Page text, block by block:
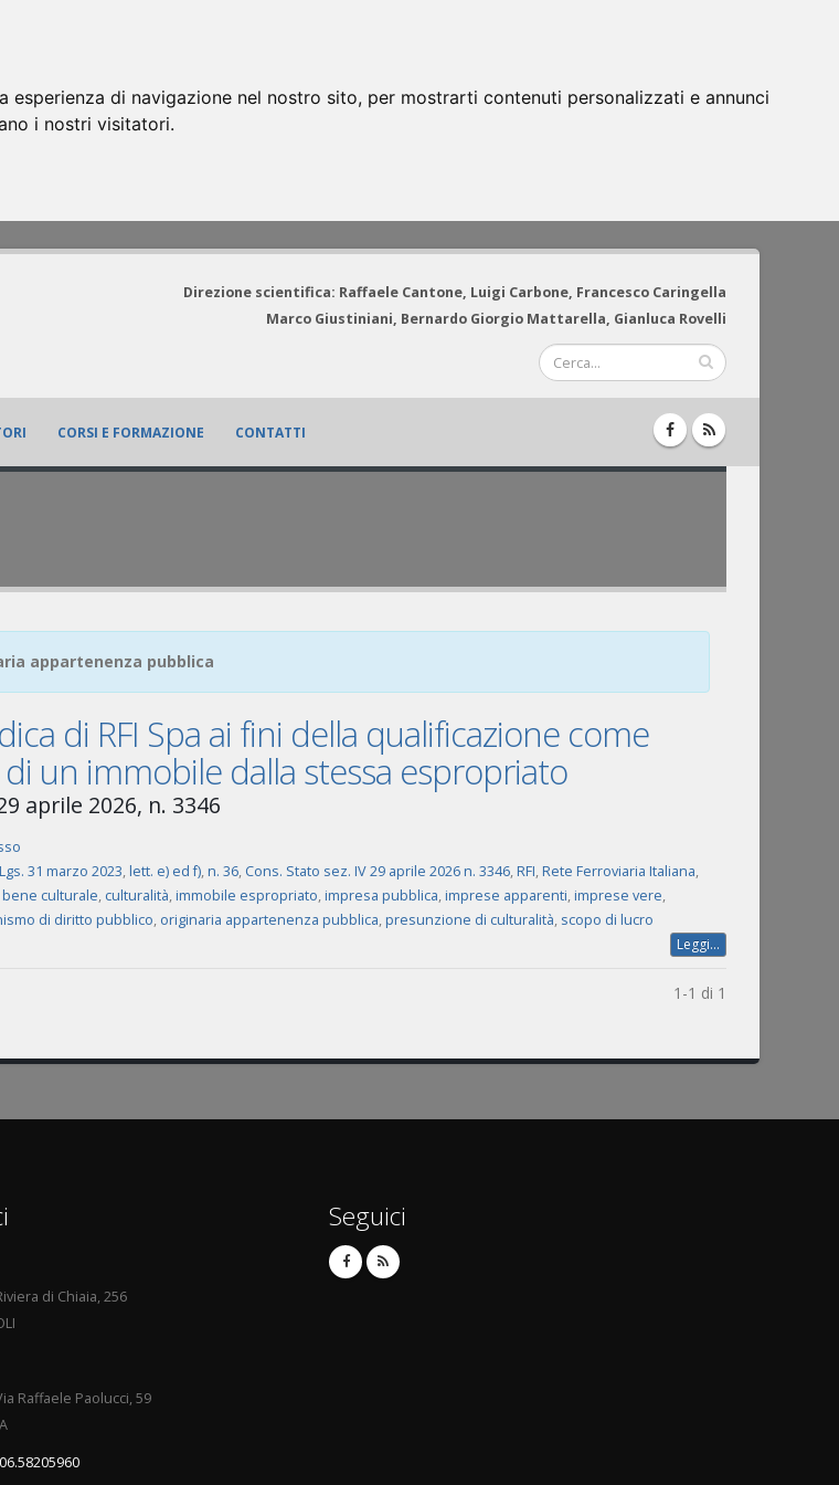
di navigazione nel nostro sito, per mostrarti contenuti personalizzati e annunci
i nostri visitatori.
Direzione scientifica: Raffaele Cantone, Luigi Carbone, Francesco Caringella
Marco Giustiniani, Bernardo Giorgio Mattarella, Gianluca Rovelli
CORSI E FORMAZIONE CONTATTI
appartenenza pubblica
di RFI Spa ai fini della qualificazione come
un immobile dalla stessa espropriato
aprile 2026, n. 3346
31 marzo 2023,lett. e) ed f),n. 36, Cons. Stato sez. IV 29 aprile 2026 n. 3346,RFI,Rete Ferroviaria Italiana,
bene culturale, culturalità,immobile espropriato,impresa pubblica,imprese apparenti,imprese vere,
di diritto pubblico, originaria appartenenza pubblica,presunzione di culturalità, scopo di lucro
Leggi...
1-1 di 1
di Chiaia, 256
Raffaele Paolucci, 59
06.58205960
Seguici